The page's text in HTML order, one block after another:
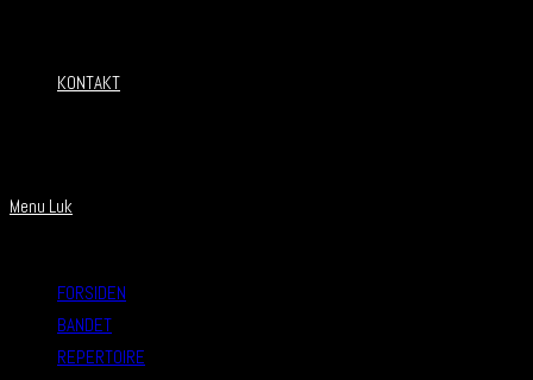
KONTAKT
Menu Luk
FORSIDEN
BANDET
REPERTOIRE